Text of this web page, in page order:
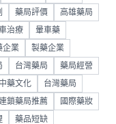
藥局評價 高雄藥局
治療 暈車藥
企業 製藥企業
台灣藥局 藥局經營
中藥文化 台灣藥局
鎖藥局推薦 國際藥妝
藥品短缺